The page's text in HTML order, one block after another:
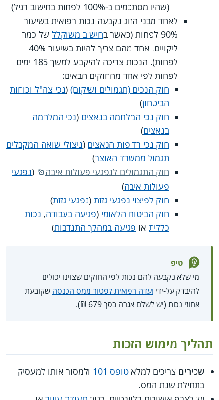
(שהיו מסתכמים ב-100% לפחות בחישוב רגיל)
לאחד מבני הזוג נקבעה נכות רפואית בשיעור
90% לפחות (כאשר ב
חישוב משוקלל של כמה
ליקויים, אחד מהם צריך להיות בשיעור 40%
לפחות). הנכות צריכה להיקבע למשך 185 ימים
לפחות לפי אחד מהחוקים הבאים:
חוק הנכים (תגמולים ושיקום) (נכי צה"ל וכוחות
הביטחון)
חוק נכי המלחמה בנאצים (נכי המלחמה
בנאצים)
חוק נכי רדיפות הנאצים (ניצולי שואה המקבלים
תגמול ממשרד האוצר)
חוק התגמולים לנפגעי פעולות איבה
(נפגעי
פעולות איבה)
חוק לפיצוי נפגעי גזזת (נפגעי גזזת)
חוק הביטוח הלאומי (פגיעה בעבודה, נכות
כללית או פגיעה במהלך התנדבות)
טיפ
מי שלא נקבעה להם נכות לפי החוקים שצוינו יכולים
להיבדק על-ידי ועדה רפואית לפטור ממס הכנסה שקובעת
אחוזי נכות (יש לשלם אגרה בסך 679 ₪).
תהליך מימוש הזכות
שכירים צריכים למלא טופס 101
ולמסור אותו למעסיק
בתחילת שנת המס.